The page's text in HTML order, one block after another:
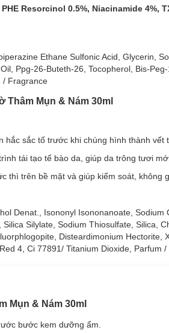
Resorcinol 0.5%, Niacinamide 4%,
Ethane Sulfonic Acid, Glycerin,
Ppg-26-Buteth-26, Tocopherol, Bis-
/ Fragrance
Thâm Mụn & Nám 30ml
hắc sắc tố trước khi chúng hình thành vết
tái tạo tế bào da, giúp da trông tươi
thì trên bề mặt và giúp kiểm soát, không
Denat., Isononyl Isononanoate,
Silylate, Sodium Thiosulfate, Silica,
Disteardimonium
4, Ci 77891/ Titanium Dioxide, Parfum
Mụn & Nám 30ml
bước kem dưỡng ẩm.